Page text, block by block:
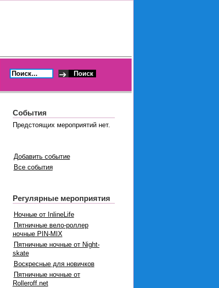
События
Предстоящих мероприятий нет.
Добавить событие
Все события
Регулярные мероприятия
Ночные от InlineLife
Пятничные вело-роллер
ночные PIN-MIX
Пятничные ночные от Night-
skate
Воскресные для новичков
Пятничные ночные от
Rolleroff.net